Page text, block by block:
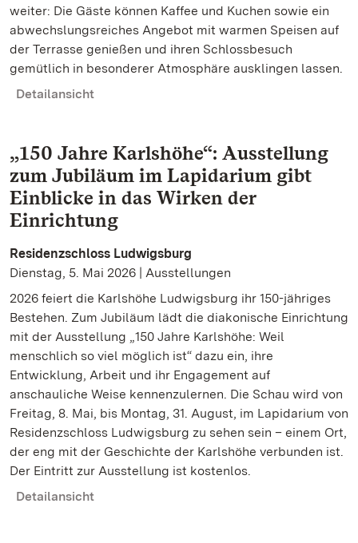
weiter: Die Gäste können Kaffee und Kuchen sowie ein
abwechslungsreiches Angebot mit warmen Speisen auf
der Terrasse genießen und ihren Schlossbesuch
gemütlich in besonderer Atmosphäre ausklingen lassen.
Detailansicht
„150 Jahre Karlshöhe“: Ausstellung
zum Jubiläum im Lapidarium gibt
Einblicke in das Wirken der
Einrichtung
Residenzschloss Ludwigsburg
Dienstag, 5. Mai 2026 | Ausstellungen
2026 feiert die Karlshöhe Ludwigsburg ihr 150-jähriges
Bestehen. Zum Jubiläum lädt die diakonische Einrichtung
mit der Ausstellung „150 Jahre Karlshöhe: Weil
menschlich so viel möglich ist“ dazu ein, ihre
Entwicklung, Arbeit und ihr Engagement auf
anschauliche Weise kennenzulernen. Die Schau wird von
Freitag, 8. Mai, bis Montag, 31. August, im Lapidarium von
Residenzschloss Ludwigsburg zu sehen sein – einem Ort,
der eng mit der Geschichte der Karlshöhe verbunden ist.
Der Eintritt zur Ausstellung ist kostenlos.
Detailansicht